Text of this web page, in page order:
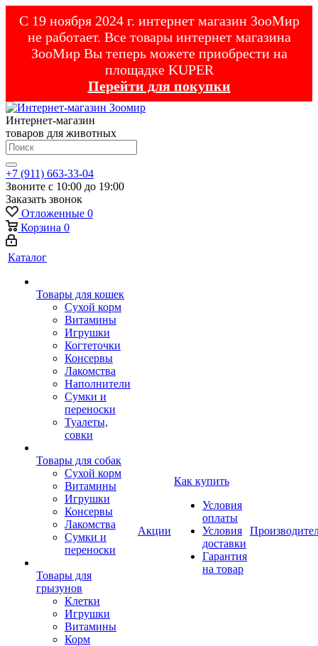
С 19 ноября 2024 г. интернет магазин ЗооМир
не работает. Все товары интернет магазина
ЗооМир Вы теперь можете приобрести на
площадке KUPER
Перейти для покупки
Интернет-магазин
товаров для животных
+7 (911) 663-33-04
Звоните с 10:00 до 19:00
Заказать звонок
Отложенные 0
Корзина 0
Каталог
Товары для кошек
Cухой корм
Витамины
Игрушки
Когтеточки
Консервы
Лакомства
Наполнители
Сумки и
переноски
Туалеты,
совки
Товары для собак
Cухой корм
Витамины
Игрушки
Консервы
Лакомства
Сумки и
переноски
Товары для
грызунов
Клетки
Игрушки
Витамины
Корм
Акции
Как купить
Условия
оплаты
Условия
доставки
Гарантия
на товар